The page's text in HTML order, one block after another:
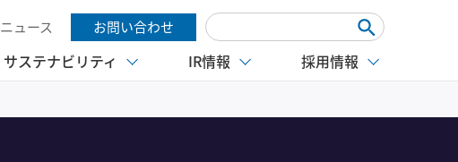
ニュース お問い合わせ
サステナビリティ IR情報 採用情報